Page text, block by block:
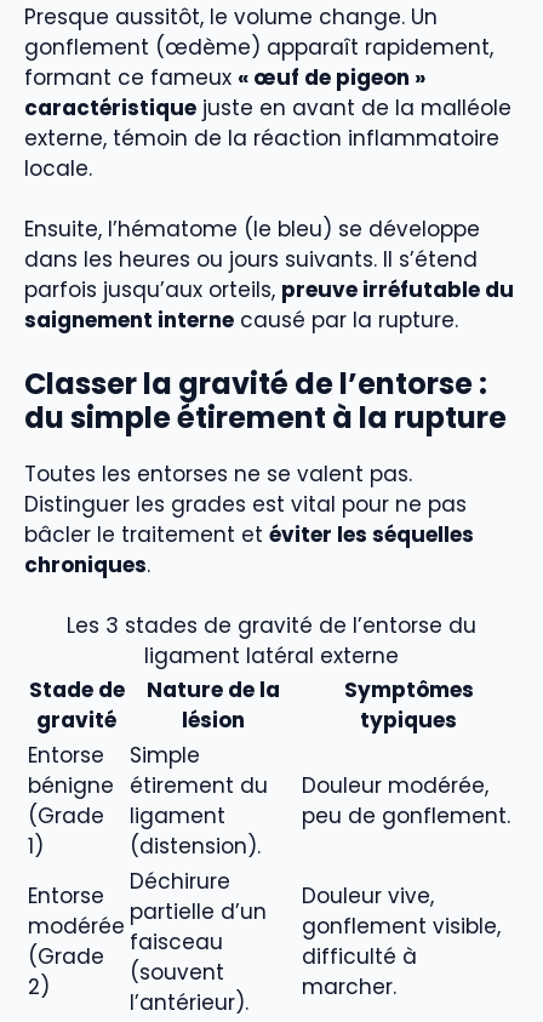
Presque aussitôt, le volume change. Un
gonflement (œdème) apparaît rapidement,
formant ce fameux « œuf de pigeon »
caractéristique juste en avant de la malléole
externe, témoin de la réaction inflammatoire
locale.
Ensuite, l’hématome (le bleu) se développe
dans les heures ou jours suivants. Il s’étend
parfois jusqu’aux orteils, preuve irréfutable du
saignement interne causé par la rupture.
Classer la gravité de l’entorse :
du simple étirement à la rupture
Toutes les entorses ne se valent pas.
Distinguer les grades est vital pour ne pas
bâcler le traitement et éviter les séquelles
chroniques.
Les 3 stades de gravité de l’entorse du
ligament latéral externe
Stade de
gravité
Nature de la
lésion
Symptômes
typiques
Entorse
bénigne
(Grade
1)
Simple
étirement du
ligament
(distension).
Douleur modérée,
peu de gonflement.
Entorse
modérée
(Grade
2)
Déchirure
partielle d’un
faisceau
(souvent
l’antérieur).
Douleur vive,
gonflement visible,
difficulté à
marcher.